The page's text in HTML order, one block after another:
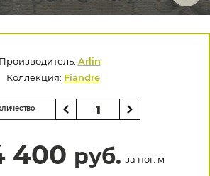
Производитель: Arlin
Коллекция: Fiandre
400 руб. за пог. м